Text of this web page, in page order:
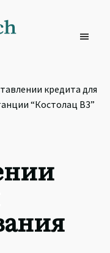
кредита для
“Костолац B3”